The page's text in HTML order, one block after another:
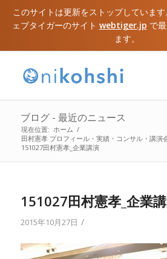
このサイトは更新をストップしていま
ェブタイガーのサイト webtiger.jp で
ます。
ブログ - 最近のニュース
現在位置: ホーム /
田村憲孝 プロフィール・実績・コンサル・講演
151027田村憲孝_企業講演
151027田村憲孝_企業
2015年10月27日 /